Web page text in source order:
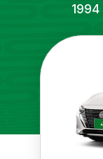
1994